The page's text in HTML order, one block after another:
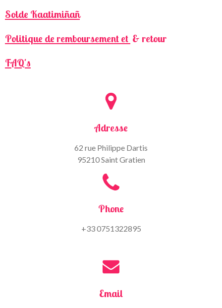
Solde Kaatimiñañ
Politique de remboursement et & retour
FAQ's
Adresse
62 rue Philippe Dartis
95210 Saint Gratien
Phone
+33 0751322895
Email